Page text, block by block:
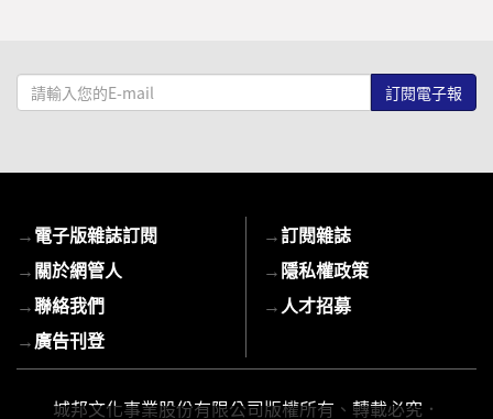
請
輸
mail
→電子版雜誌訂閱
→關於網管人
→聯絡我們
→廣告刊登
→訂閱雜誌
→隱私權政策
→ 人才招募
城邦文化事業股份有限公司版權所有、轉載必究．